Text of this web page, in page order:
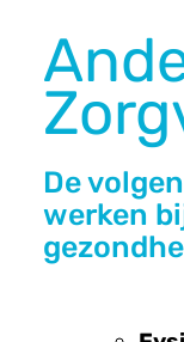
m
e
n
u
De
werken